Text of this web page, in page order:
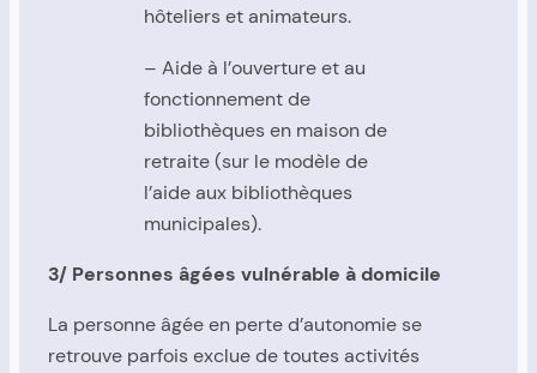
hôteliers et animateurs.
– Aide à l’ouverture et au
fonctionnement de
bibliothèques en maison de
retraite (sur le modèle de
l’aide aux bibliothèques
municipales).
3/ Personnes âgées vulnérable à domicile
La personne âgée en perte d’autonomie se
retrouve parfois exclue de toutes activités